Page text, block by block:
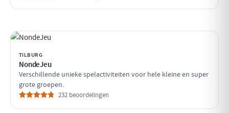
TILBURG
NondeJeu
Verschillende unieke spelactiviteiten voor hele kleine en super
grote groepen.
232 beoordelingen